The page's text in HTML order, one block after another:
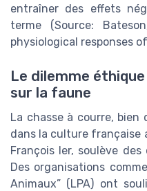
entraîner des effets
terme (Source:
physiological responses
Le dilemme
sur la faune
La chasse à courre,
dans la culture française
François Ier, soulève
Des organisations
Animaux” (LPA) ont